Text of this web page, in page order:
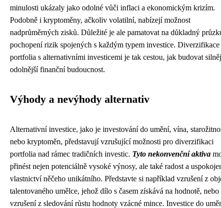
minulosti ukázaly jako odolné vůči inflaci a ekonomickým krizím.
Podobně i kryptoměny, ačkoliv volatilní, nabízejí možnost
nadprůměrných zisků. Důležité je ale pamatovat na důkladný
pochopení rizik spojených s každým typem investice. Diverzifikace
portfolia s alternativními investicemi je tak cestou, jak budovat
odolnější finanční budoucnost.
Výhody a nevýhody alternativ
Alternativní investice, jako je investování do umění, vína,
nebo kryptoměn, představují vzrušující možnosti pro diverzifikaci
portfolia nad rámec tradičních investic. Tyto nekonvenční aktiva
přinést nejen potenciálně vysoké výnosy, ale také radost a
vlastnictví něčeho unikátního. Představte si například vzrušení z
talentovaného umělce, jehož dílo s časem získává na hodnotě, nebo
vzrušení z sledování růstu hodnoty vzácné mince. Investice do